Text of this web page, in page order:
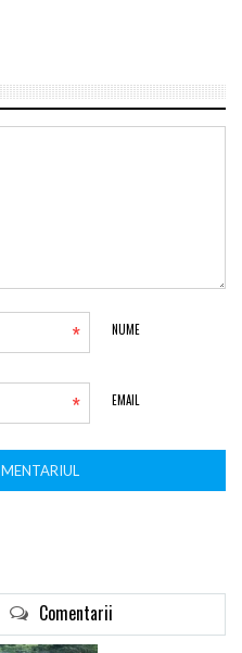
NUME
*
EMAIL
*
Comentarii